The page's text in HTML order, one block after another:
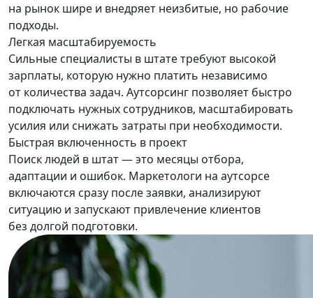
на рынок шире и внедряет неизбитые, но рабочие
подходы.
Легкая масштабируемость
Сильные специалисты в штате требуют высокой
зарплаты, которую нужно платить независимо
от количества задач. Аутсорсинг позволяет быстро
подключать нужных сотрудников, масштабировать
усилия или снижать затраты при необходимости.
Быстрая включенность в проект
Поиск людей в штат — это месяцы отбора,
адаптации и ошибок. Маркетологи на аутсорсе
включаются сразу после заявки, анализируют
ситуацию и запускают привлечение клиентов
без долгой подготовки.